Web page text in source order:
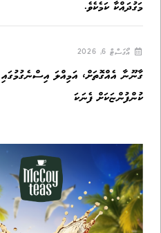
މަގުދައްކާ ކަމެކެވެ.
އޯގަސްޓް 6, 2026
ގާނޫނާ އެއްގޮތަށް، އަމިއްލަ
ކުންފުންޏަކަށް ފެނަކަ